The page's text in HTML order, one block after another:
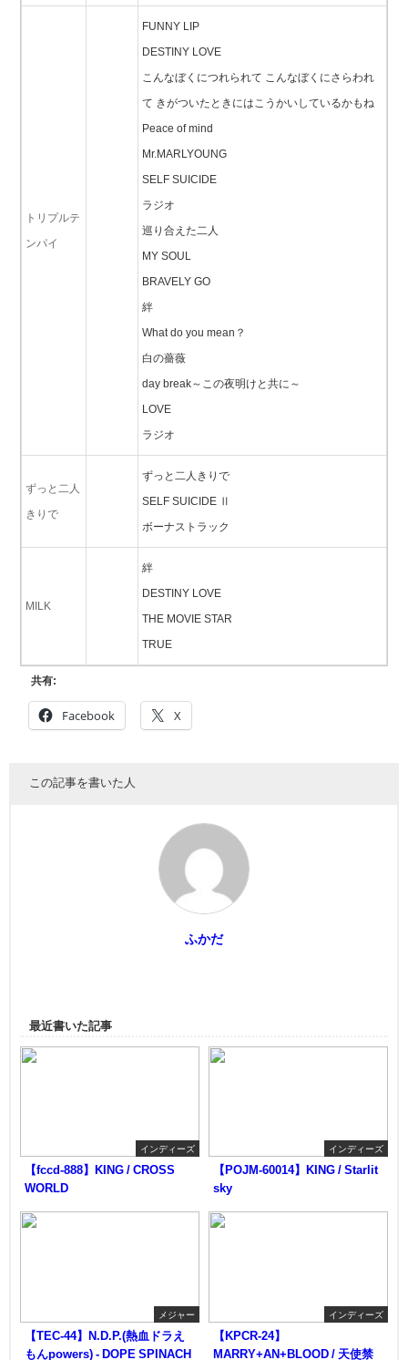
トリプルテ
ンパイ
FUNNY LIP
DESTINY LOVE
こんなぼくにつれられて こんなぼくにさらわれ
て きがついたときにはこうかいしているかもね
Peace of mind
Mr.MARLYOUNG
SELF SUICIDE
ラジオ
巡り合えた二人
MY SOUL
BRAVELY GO
絆
What do you mean？
白の薔薇
day break～この夜明けと共に～
LOVE
ラジオ
ずっと二人
きりで
ずっと二人きりで
SELF SUICIDE Ⅱ
ボーナストラック
MILK
絆
DESTINY LOVE
THE MOVIE STAR
TRUE
共有:
Facebook X
この記事を書いた人
ふかだ
最近書いた記事
インディーズ
【fccd-888】KING / CROSS
WORLD
インディーズ
【POJM-60014】KING / Starlit
sky
メジャー
【TEC-44】N.D.P.(熱血ドラえ
もんpowers) - DOPE SPINACH
インディーズ
【KPCR-24】
MARRY+AN+BLOOD / 天使禁